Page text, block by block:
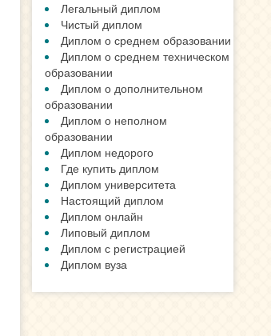
Легальный диплом
Чистый диплом
Диплом о среднем образовании
Диплом о среднем техническом
образовании
Диплом о дополнительном
образовании
Диплом о неполном
образовании
Диплом недорого
Где купить диплом
Диплом университета
Настоящий диплом
Диплом онлайн
Липовый диплом
Диплом с регистрацией
Диплом вуза